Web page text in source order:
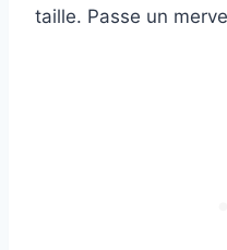
taille. Passe un